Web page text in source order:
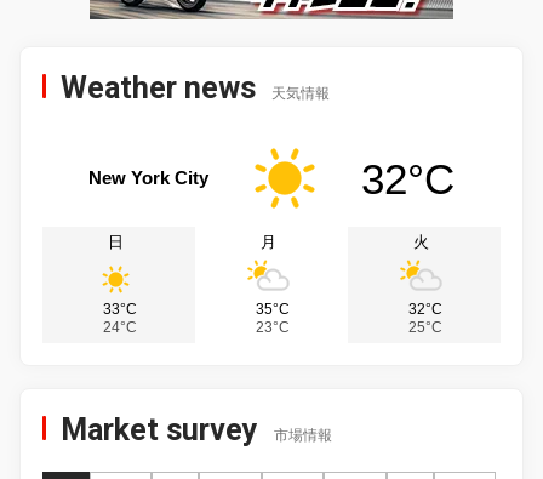
Weather news 天気情報
New York City 32°C
日
33°C
24°C
月
35°C
23°C
火
32°C
25°C
Market survey 市場情報